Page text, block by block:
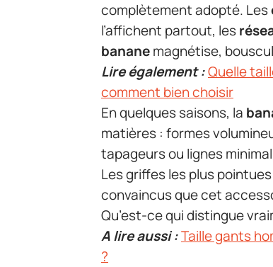
complètement adopté. Les
l’affichent partout, les
bananemagnétise,
Lire également :Quelle
comment bien choisir
En quelques saisons, la
matières : formes
tapageurs ou lignes
Les griffes les plus
convaincus que cet
Qu’est-ce qui distingue
A lire aussi :Taille gants
?